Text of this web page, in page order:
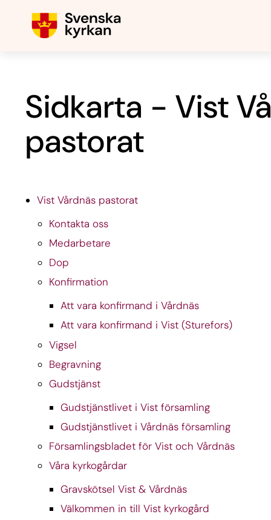
Sidkarta - Vist
pastorat
Vist Vårdnäs pastorat
Kontakta oss
Medarbetare
Dop
Konfirmation
Att vara konfirmand i Vårdnäs
Att vara konfirmand i Vist (Sturefors)
Vigsel
Begravning
Gudstjänst
Gudstjänstlivet i Vist församling
Gudstjänstlivet i Vårdnäs församling
Församlingsbladet för Vist och Vårdnäs
Våra kyrkogårdar
Gravskötsel Vist & Vårdnäs
Välkommen in till Vist kyrkogård